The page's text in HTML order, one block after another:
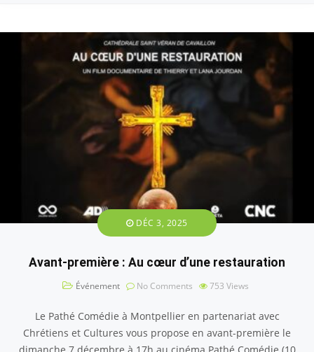
DÉC 3, 2025
Avant-première : Au cœur d’une restauration
Événement No Comments 753 Views
Le Pathé Comédie à Montpellier en partenariat avec
Chrétiens et Cultures vous propose en avant-première le